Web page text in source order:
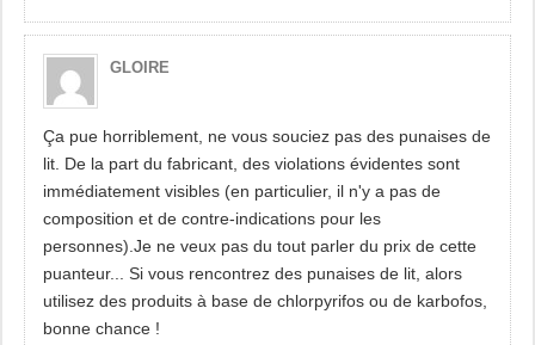
GLOIRE
Ça pue horriblement, ne vous souciez pas des punaises de
lit. De la part du fabricant, des violations évidentes sont
immédiatement visibles (en particulier, il n'y a pas de
composition et de contre-indications pour les
personnes).Je ne veux pas du tout parler du prix de cette
puanteur... Si vous rencontrez des punaises de lit, alors
utilisez des produits à base de chlorpyrifos ou de karbofos,
bonne chance !